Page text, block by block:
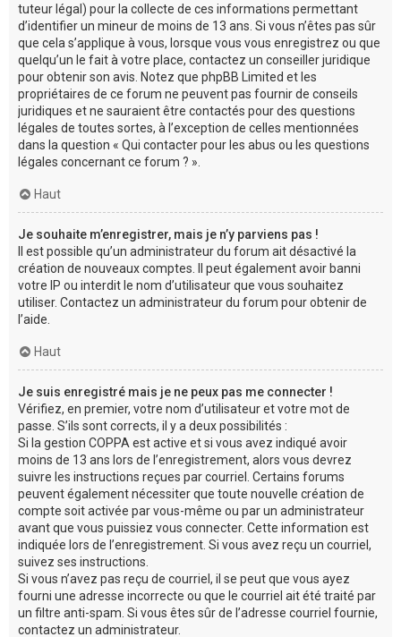
tuteur légal) pour la collecte de ces informations permettant
d’identifier un mineur de moins de 13 ans. Si vous n’êtes pas sûr
que cela s’applique à vous, lorsque vous vous enregistrez ou que
quelqu’un le fait à votre place, contactez un conseiller juridique
pour obtenir son avis. Notez que phpBB Limited et les
propriétaires de ce forum ne peuvent pas fournir de conseils
juridiques et ne sauraient être contactés pour des questions
légales de toutes sortes, à l’exception de celles mentionnées
dans la question « Qui contacter pour les abus ou les questions
légales concernant ce forum ? ».
Haut
Je souhaite m’enregistrer, mais je n’y parviens pas !
Il est possible qu’un administrateur du forum ait désactivé la
création de nouveaux comptes. Il peut également avoir banni
votre IP ou interdit le nom d’utilisateur que vous souhaitez
utiliser. Contactez un administrateur du forum pour obtenir de
l’aide.
Haut
Je suis enregistré mais je ne peux pas me connecter !
Vérifiez, en premier, votre nom d’utilisateur et votre mot de
passe. S’ils sont corrects, il y a deux possibilités :
Si la gestion COPPA est active et si vous avez indiqué avoir
moins de 13 ans lors de l’enregistrement, alors vous devrez
suivre les instructions reçues par courriel. Certains forums
peuvent également nécessiter que toute nouvelle création de
compte soit activée par vous-même ou par un administrateur
avant que vous puissiez vous connecter. Cette information est
indiquée lors de l’enregistrement. Si vous avez reçu un courriel,
suivez ses instructions.
Si vous n’avez pas reçu de courriel, il se peut que vous ayez
fourni une adresse incorrecte ou que le courriel ait été traité par
un filtre anti-spam. Si vous êtes sûr de l’adresse courriel fournie,
contactez un administrateur.